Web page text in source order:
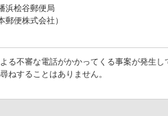
浜桧谷郵便局
郵便株式会社）
不審な電話がかかってくる事案が発生し
ねすることはありません。